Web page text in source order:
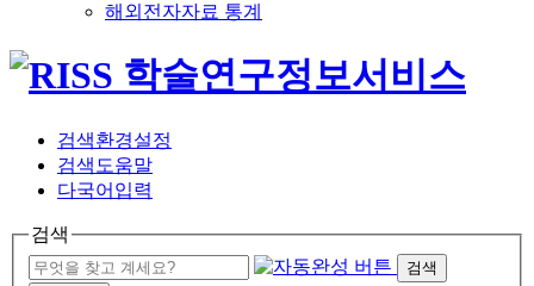
해외전자자료 통계
검색환경설정
검색도움말
다국어입력
검색
검색